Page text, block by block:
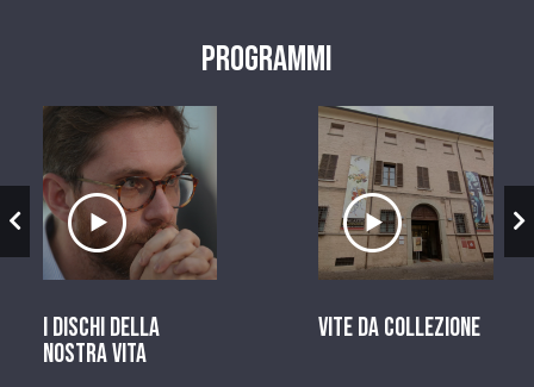
Programmi
Ascolta il servizio
I dischi della
nostra vita
Ascolta il
Vite da Collezione